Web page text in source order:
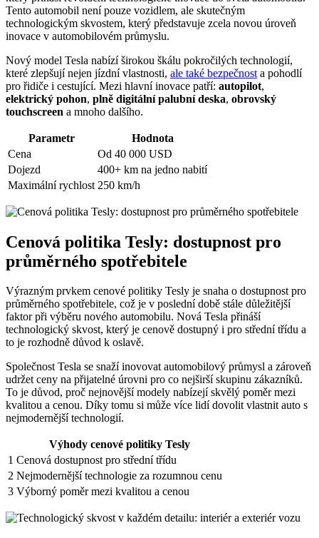
Tento automobil není pouze vozidlem, ale skutečným
technologickým skvostem, který představuje zcela novou úroveň
inovace v automobilovém průmyslu.
Nový model Tesla nabízí širokou škálu pokročilých technologií,
které zlepšují nejen jízdní vlastnosti, ale také bezpečnost a pohodlí
pro řidiče i cestující. Mezi hlavní inovace patří: autopilot,
elektrický pohon, plně digitální palubní deska, obrovský
touchscreen a mnoho dalšího.
Parametr
Hodnota
Cena
Od 40 000 USD
Dojezd
400+ km na jedno nabití
Maximální rychlost 250 km/h
Cenová politika Tesly: dostupnost pro
průměrného spotřebitele
Výrazným prvkem cenové politiky Tesly je snaha o dostupnost pro
průměrného spotřebitele, což je v poslední době stále důležitější
faktor při výběru nového automobilu. Nová Tesla přináší
technologický skvost, který je cenově dostupný i pro střední třídu a
to je rozhodně důvod k oslavě.
Společnost Tesla se snaží inovovat automobilový průmysl a zároveň
udržet ceny na přijatelné úrovni pro co nejširší skupinu zákazníků.
To je důvod, proč nejnovější modely nabízejí skvělý poměr mezi
kvalitou a cenou. Díky tomu si může více lidí dovolit vlastnit auto s
nejmodernější technologií.
Výhody cenové politiky Tesly
1 Cenová dostupnost pro střední třídu
2 Nejmodernější technologie za rozumnou cenu
3 Výborný poměr mezi kvalitou a cenou